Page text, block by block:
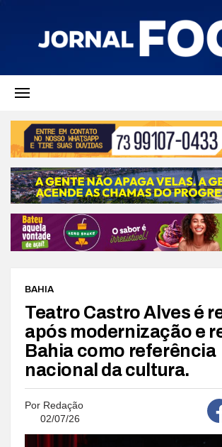
BAHIA
Teatro Castro Alves é
após modernização e
Bahia como referência
nacional da cultura.
Por Redação
02/07/26